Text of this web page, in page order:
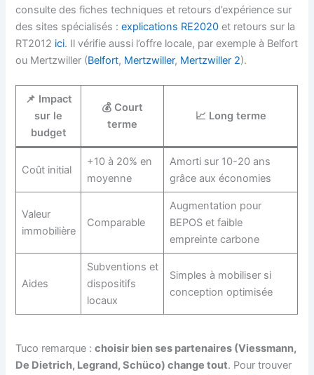
consulte des fiches techniques et retours d’expérience sur
des sites spécialisés :explications RE2020 et retours sur la
RT2012 ici. Il vérifie aussi l’offre locale, par exemple à Belfort
ou Mertzwiller (Belfort, Mertzwiller, Mertzwiller 2).
📌 Impact
sur le
budget
💰 Court
terme
📈 Long terme
Coût initial
+10 à 20% en
moyenne
Amorti sur 10-20 ans
grâce aux économies
Valeur
immobilière
Comparable
Augmentation pour
BEPOS et faible
empreinte carbone
Aides
Subventions et
dispositifs
locaux
Simples à mobiliser si
conception optimisée
Tuco remarque :choisir bien ses partenaires (Viessmann,
De Dietrich, Legrand, Schüco) change tout. Pour trouver